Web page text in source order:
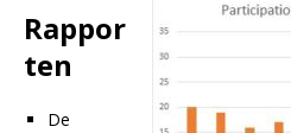
Rappor
ten
De